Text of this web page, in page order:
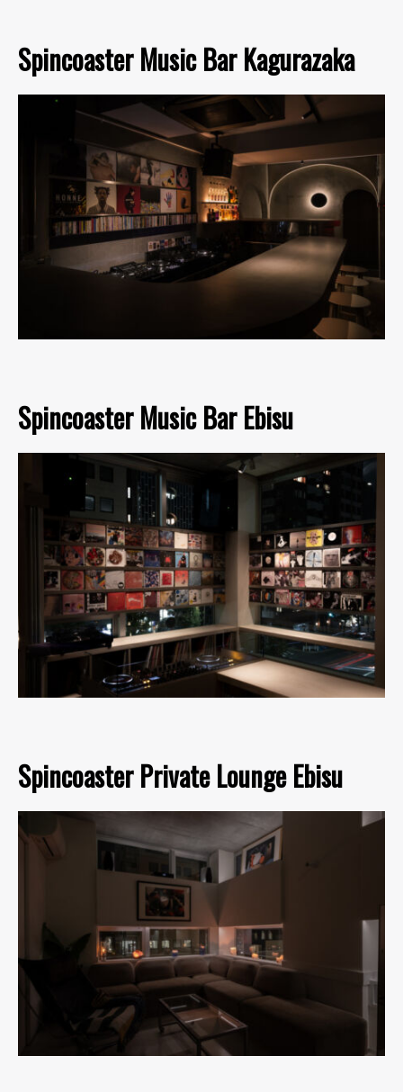
Spincoaster Music Bar Kagurazaka
Spincoaster Music Bar Ebisu
Spincoaster Private Lounge Ebisu